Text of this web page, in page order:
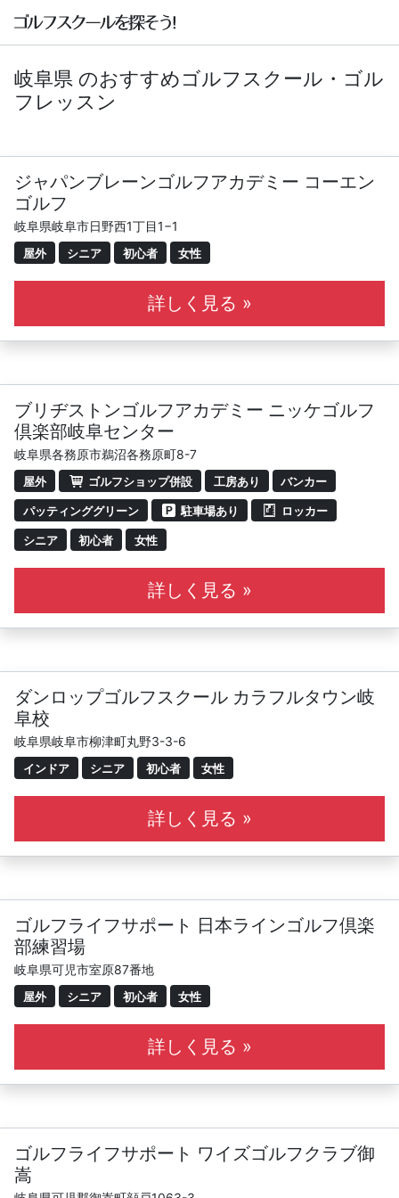
岐阜県 のおすすめゴルフスクール・ゴル
フレッスン
ジャパンブレーンゴルフアカデミー コーエン
ゴルフ
岐阜県岐阜市日野西1丁目1−1
屋外 シニア 初心者 女性
詳しく見る »
ブリヂストンゴルフアカデミー ニッケゴルフ
倶楽部岐阜センター
岐阜県各務原市鵜沼各務原町8-7
屋外 ゴルフショップ併設 工房あり バンカー
パッティンググリーン 駐車場あり ロッカー
シニア 初心者 女性
詳しく見る »
ダンロップゴルフスクール カラフルタウン岐
阜校
岐阜県岐阜市柳津町丸野3-3-6
インドア シニア 初心者 女性
詳しく見る »
ゴルフライフサポート 日本ラインゴルフ倶楽
部練習場
岐阜県可児市室原87番地
屋外 シニア 初心者 女性
詳しく見る »
ゴルフライフサポート ワイズゴルフクラブ御
嵩